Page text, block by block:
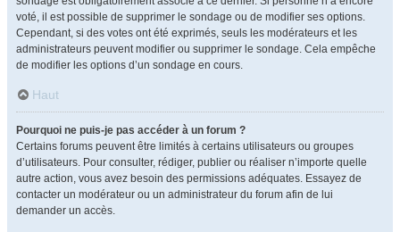
voté, il est possible de supprimer le sondage ou de modifier ses options.
Cependant, si des votes ont été exprimés, seuls les modérateurs et les
administrateurs peuvent modifier ou supprimer le sondage. Cela empêche
de modifier les options d’un sondage en cours.
Haut
Pourquoi ne puis-je pas accéder à un forum ?
Certains forums peuvent être limités à certains utilisateurs ou groupes
d’utilisateurs. Pour consulter, rédiger, publier ou réaliser n’importe quelle
autre action, vous avez besoin des permissions adéquates. Essayez de
contacter un modérateur ou un administrateur du forum afin de lui
demander un accès.